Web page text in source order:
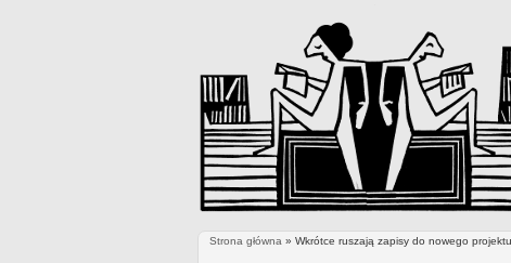
Strona główna » Wkrótce ruszają zapisy do nowego